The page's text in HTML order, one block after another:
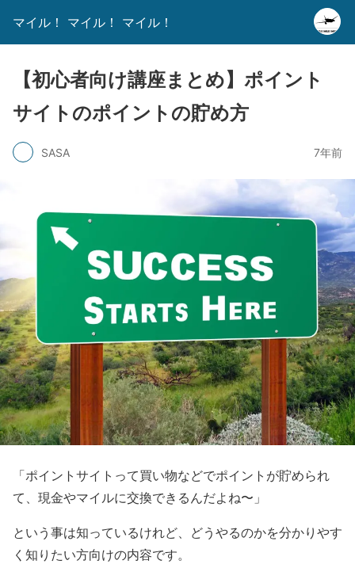
マイル！ マイル！ マイル！
【初心者向け講座まとめ】ポイント
サイトのポイントの貯め方
SASA 7年前
「ポイントサイトって買い物などでポイントが貯められ
て、現金やマイルに交換できるんだよね〜」
という事は知っているけれど、どうやるのかを分かりやす
く知りたい方向けの内容です。